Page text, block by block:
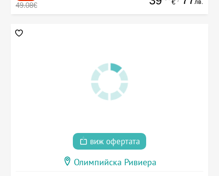
49.08€ € лв.
виж офертата
Олимпийска Ривиера